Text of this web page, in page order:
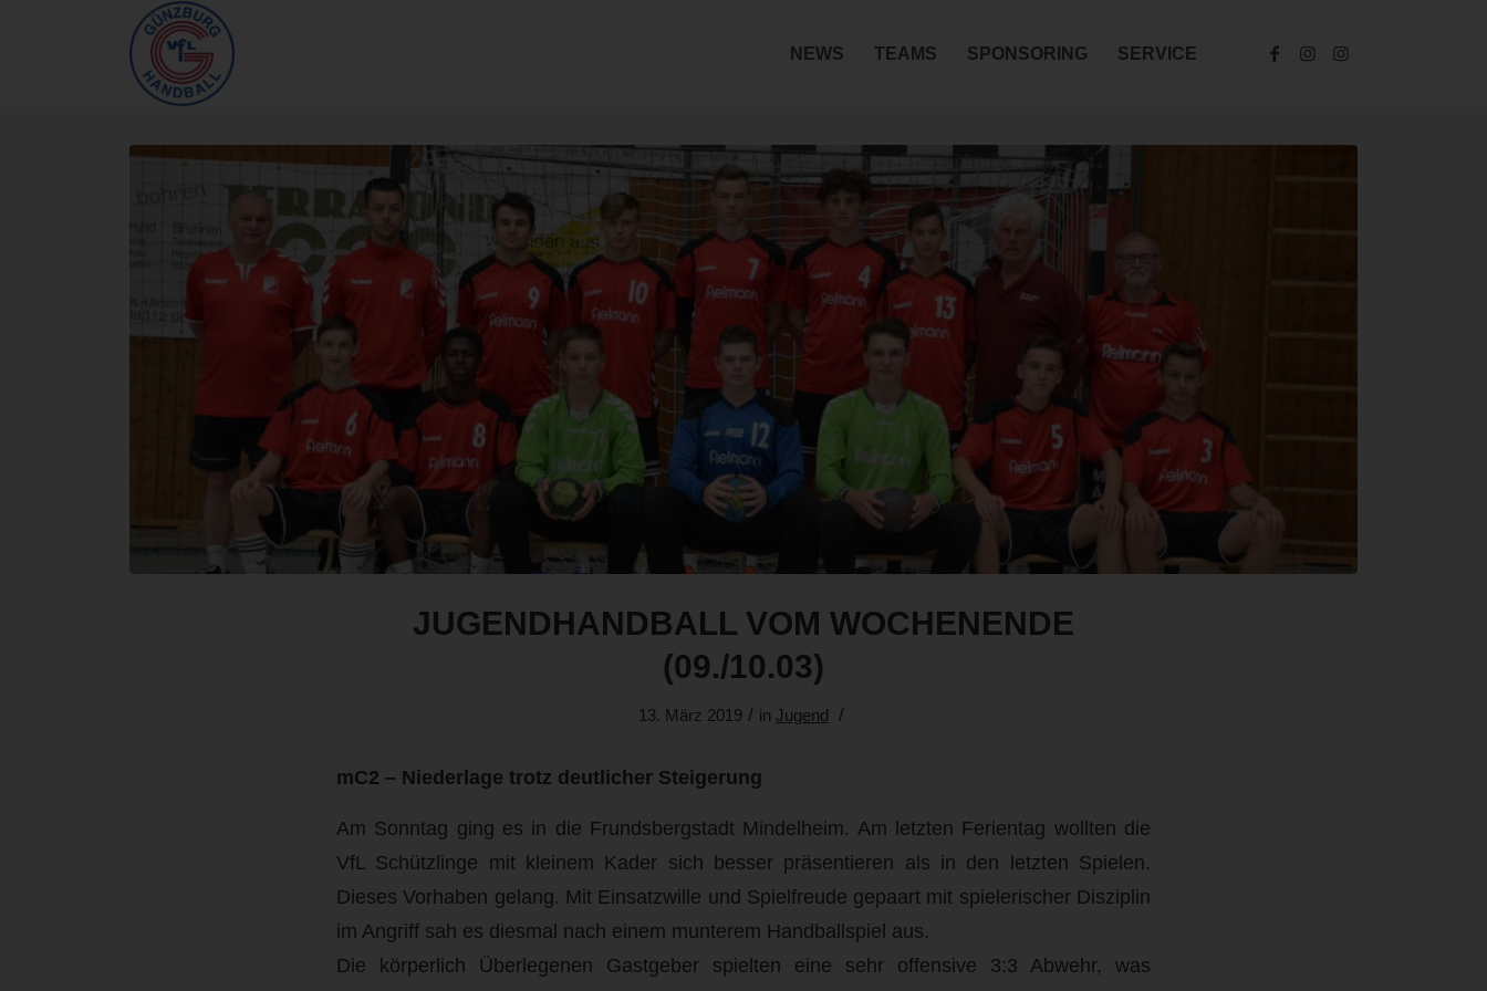
NEWS TEAMS SPONSORING SERVICE
JUGENDHANDBALL VOM WOCHENENDE
(09./10.03)
13. März 2019 / in Jugend /
mC2 – Niederlage trotz deutlicher Steigerung
Am Sonntag ging es in die Frundsbergstadt Mindelheim. Am letzten Ferientag wollten die
VfL Schützlinge mit kleinem Kader sich besser präsentieren als in den letzten Spielen.
Dieses Vorhaben gelang. Mit Einsatzwille und Spielfreude gepaart mit spielerischer Disziplin
im Angriff sah es diesmal nach einem munterem Handballspiel aus.
Die körperlich Überlegenen Gastgeber spielten eine sehr offensive 3:3 Abwehr, was